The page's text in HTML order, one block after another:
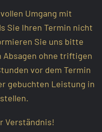
Umgang mit
Sie Ihren Termin nicht
Sie uns bitte
ohne triftigen
vor dem Termin
gebuchten Leistung in
Verständnis!